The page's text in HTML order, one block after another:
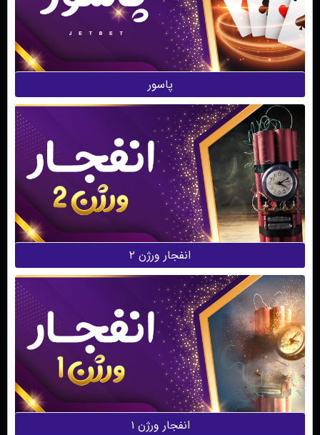
پاسور
انفجار ورژن ۲
انفجار ورژن ۱